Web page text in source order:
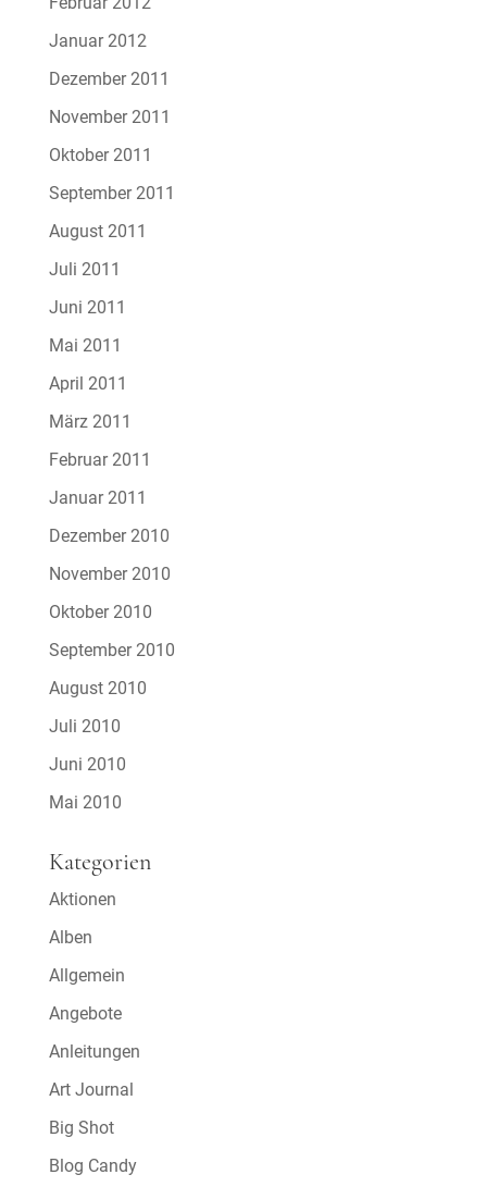
Januar 2012
Dezember 2011
November 2011
Oktober 2011
September 2011
August 2011
Juli 2011
Juni 2011
Mai 2011
April 2011
März 2011
Februar 2011
Januar 2011
Dezember 2010
November 2010
Oktober 2010
September 2010
August 2010
Juli 2010
Juni 2010
Mai 2010
Kategorien
Aktionen
Alben
Allgemein
Angebote
Anleitungen
Art Journal
Big Shot
Blog Candy